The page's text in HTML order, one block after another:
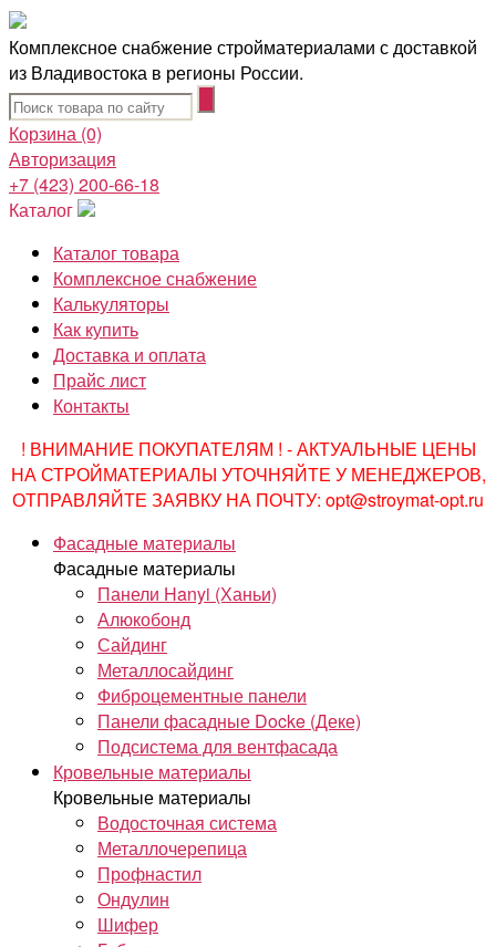
Комплексное снабжение стройматериалами с доставкой
из Владивостока в регионы России.
Корзина (0)
Авторизация
+7 (423) 200-66-18
Каталог
Каталог товара
Комплексное снабжение
Калькуляторы
Как купить
Доставка и оплата
Прайс лист
Контакты
! ВНИМАНИЕ ПОКУПАТЕЛЯМ ! - АКТУАЛЬНЫЕ ЦЕНЫ
НА СТРОЙМАТЕРИАЛЫ УТОЧНЯЙТЕ У МЕНЕДЖЕРОВ,
ОТПРАВЛЯЙТЕ ЗАЯВКУ НА ПОЧТУ: opt@stroymat-opt.ru
Фасадные материалы
Фасадные материалы
Панели Hanyi (Ханьи)
Алюкобонд
Сайдинг
Металлосайдинг
Фиброцементные панели
Панели фасадные Docke (Деке)
Подсистема для вентфасада
Кровельные материалы
Кровельные материалы
Водосточная система
Металлочерепица
Профнастил
Ондулин
Шифер